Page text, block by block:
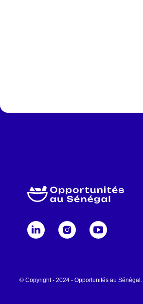
© Copyright - 2024 - Opportunités au Sénégal.